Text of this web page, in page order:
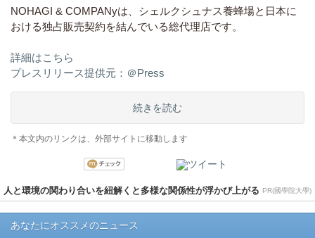
NOHAGI & COMPANyは、シェルクシュナス養蜂場と日本に
おける独占販売契約を結んでいる総代理店です。
詳細はこちら
プレスリリース提供元：＠Press
続きを読む
＊本文内のリンクは、外部サイトに移動します
人と環境の関わり合いを紐解くと多様な関係性が浮かび上がる PR(國學院大學)
あなたにオススメのニュース